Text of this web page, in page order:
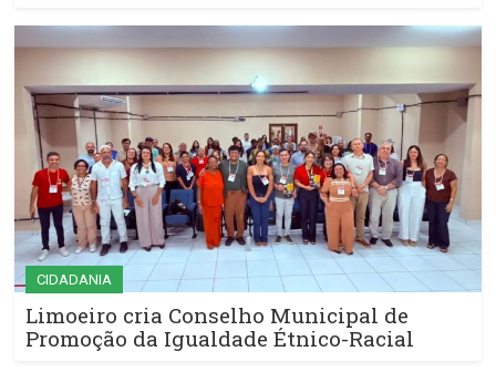
CIDADANIA
Limoeiro cria Conselho Municipal de
Promoção da Igualdade Étnico-Racial